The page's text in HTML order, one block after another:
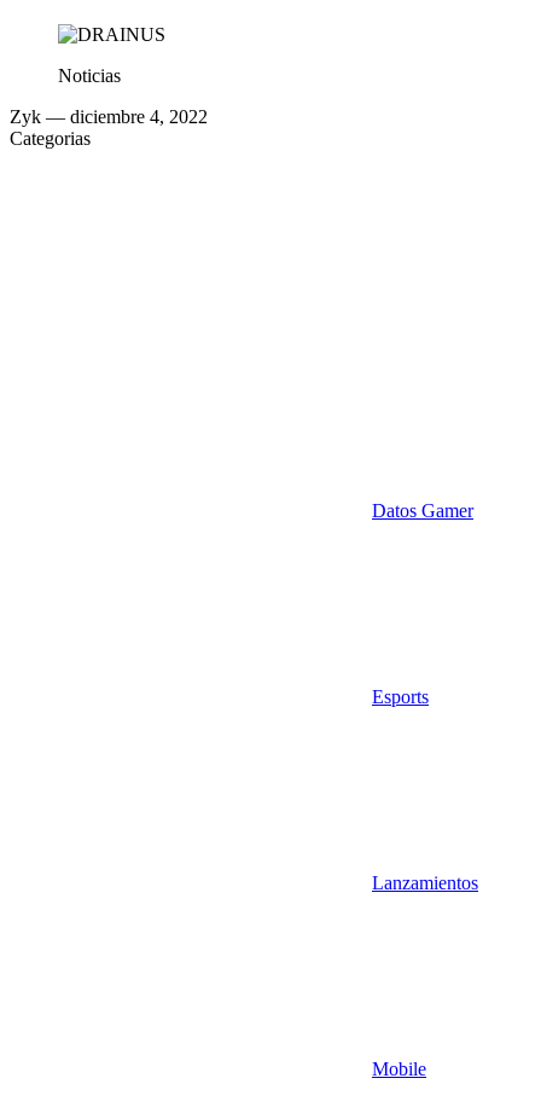
Noticias
Zyk — diciembre 4, 2022
Categorias
Datos Gamer
Esports
Lanzamientos
Mobile